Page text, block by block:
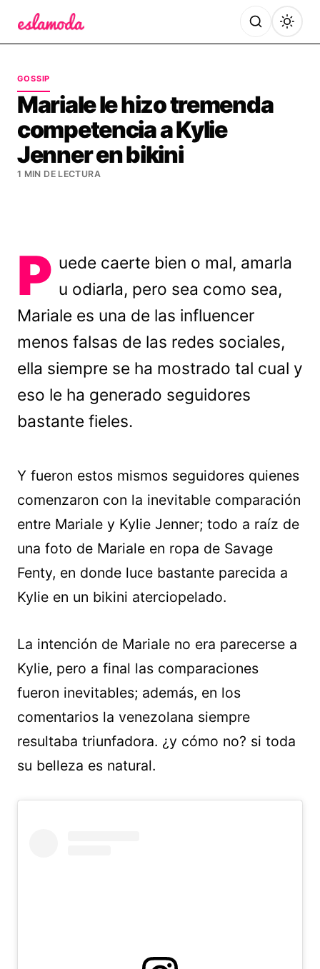
GOSSIP
Mariale le hizo tremenda
competencia a Kylie
Jenner en bikini
1 MIN DE LECTURA
P uede caerte bien o mal, amarla
u odiarla, pero sea como sea,
Mariale es una de las influencer
menos falsas de las redes sociales,
ella siempre se ha mostrado tal cual y
eso le ha generado seguidores
bastante fieles.
Y fueron estos mismos seguidores quienes
comenzaron con la inevitable comparación
entre Mariale y Kylie Jenner; todo a raíz de
una foto de Mariale en ropa de Savage
Fenty, en donde luce bastante parecida a
Kylie en un bikini aterciopelado.
La intención de Mariale no era parecerse a
Kylie, pero a final las comparaciones
fueron inevitables; además, en los
comentarios la venezolana siempre
resultaba triunfadora. ¿y cómo no? si toda
su belleza es natural.